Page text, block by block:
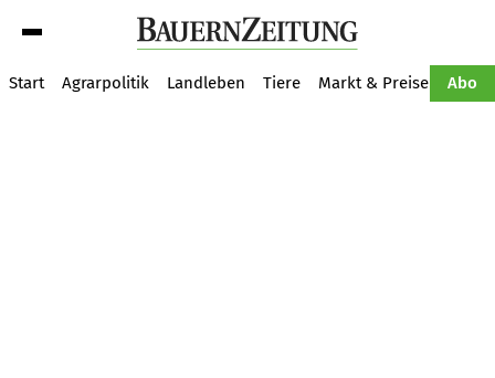
Start Agrarpolitik Landleben Tiere Markt & Preise Abo